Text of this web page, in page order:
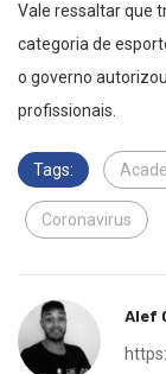
Vale ressaltar que
categoria de
o governo
profissionais.
Tags:
Coronavirus
Alef